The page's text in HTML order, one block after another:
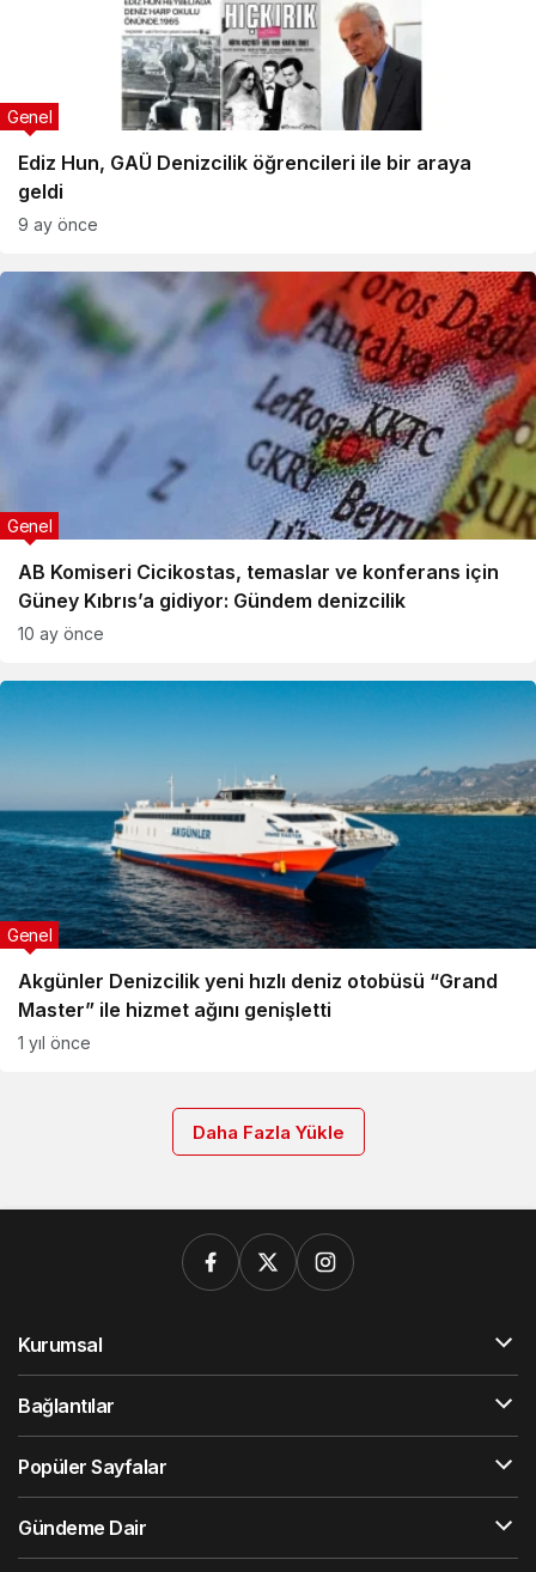
Ediz Hun, GAÜ Denizcilik öğrencileri ile bir araya
geldi
Genel
9 ay önce
AB Komiseri Cicikostas, temaslar ve konferans için
Güney Kıbrıs’a gidiyor: Gündem denizcilik
Genel
10 ay önce
Akgünler Denizcilik yeni hızlı deniz otobüsü “Grand
Master” ile hizmet ağını genişletti
Genel
1 yıl önce
Daha Fazla Yükle
Kurumsal
Bağlantılar
Popüler Sayfalar
Gündeme Dair